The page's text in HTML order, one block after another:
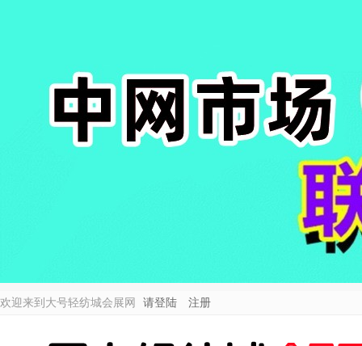
欢迎来到大号轻纺城会展网 请登陆 注册